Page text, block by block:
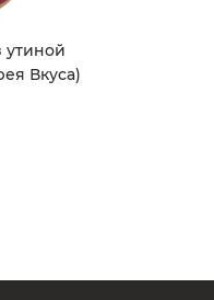
утиной
Вкуса)